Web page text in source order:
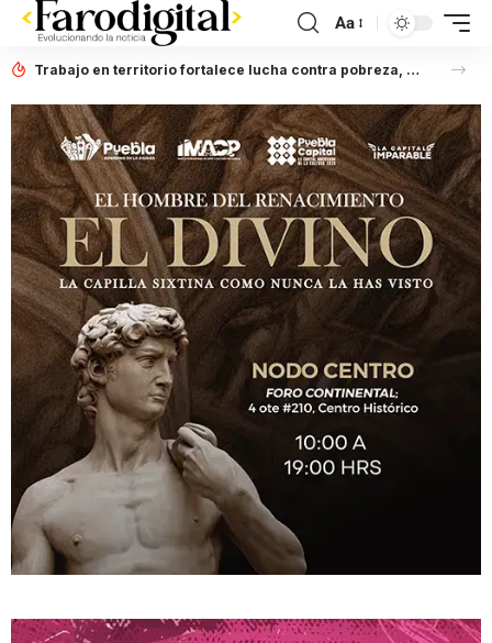
Aa
Trabajo en territorio fortalece lucha contra pobreza, afirma Laura Artemisa